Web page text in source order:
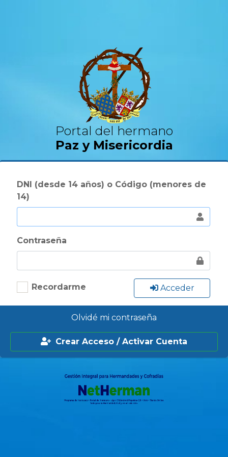
Portal del hermano
Paz y Misericordia
DNI (desde 14 años) o Código (menores de
14)
Contraseña
Recordarme Acceder
Olvidé mi contraseña
Crear Acceso / Activar Cuenta